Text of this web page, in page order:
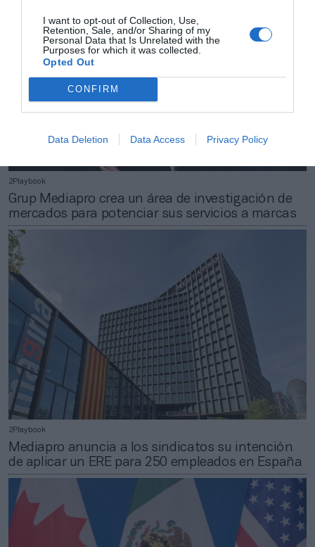
I want to opt-out of Collection, Use,
Retention, Sale, and/or Sharing of my
Personal Data that Is Unrelated with the
Purposes for which it was collected.
Opted Out
CONFIRM
Data Deletion Data Access Privacy Policy
2Playbook
Grup Mediapro crea un área de investigación de
mercados para potenciar sus servicios a marcas
2Playbook
Mediapro anuncia a los sindicatos su intención
de aplicar un ERE para 250 empleados en España